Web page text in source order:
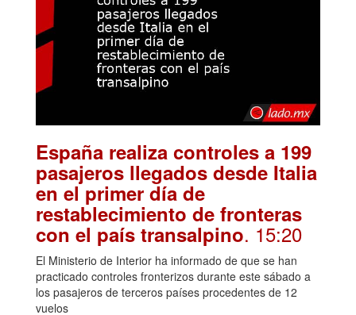
España realiza controles a 199
pasajeros llegados desde Italia
en el primer día de
restablecimiento de fronteras
con el país transalpino. 15:20
El Ministerio de Interior ha informado de que se han
practicado controles fronterizos durante este sábado a
los pasajeros de terceros países procedentes de 12
vuelos